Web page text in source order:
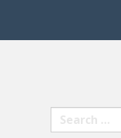
Search
for: